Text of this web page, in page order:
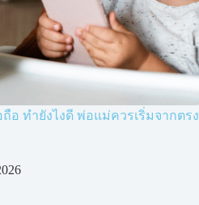
อ ทำยังไงดี พ่อแม่ควรเริ่มจากตรง